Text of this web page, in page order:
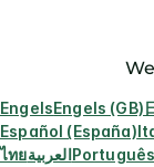
EngelsEngels (GB)
Español (España)
ไทยالعربيةPortuguês